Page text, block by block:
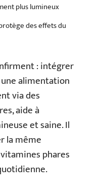
plus lumineux
des effets du
: intégrer
alimentation
via des
aide à
et saine. Il
la même
phares